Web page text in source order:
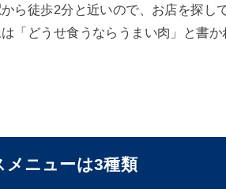
ら徒歩2分と近いので、お店を探し
「どうせ食うならうまい肉」と書
メニューは3種類